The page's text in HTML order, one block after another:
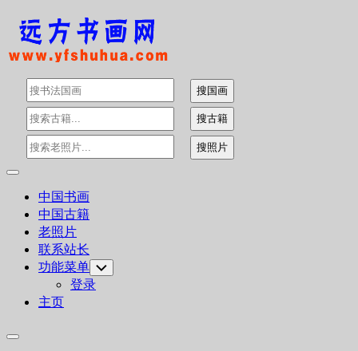
Skip
content
Expand
中国书画
中国古籍
老照片
联系站长
功能菜单 Toggle
Child
Menu
登录
主页
Expand